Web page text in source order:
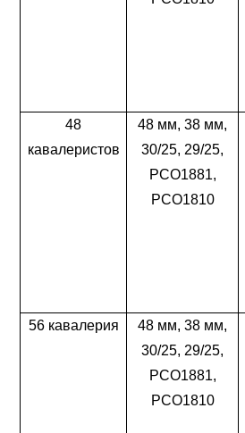
48
кавалеристов
48 мм, 38 мм,
30/25, 29/25,
PCO1881,
PCO1810
56 кавалерия
48 мм, 38 мм,
30/25, 29/25,
PCO1881,
PCO1810